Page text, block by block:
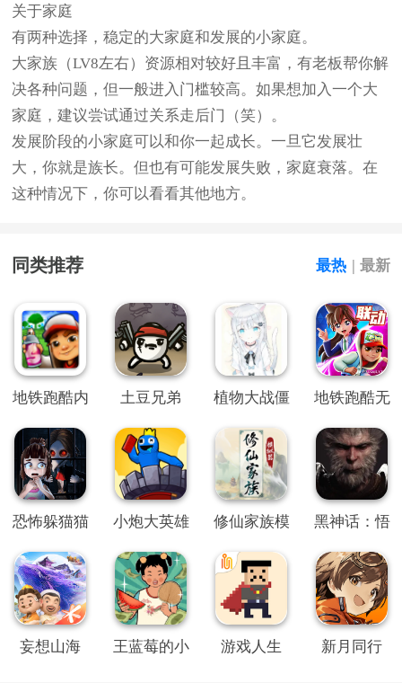
关于家庭
有两种选择，稳定的大家庭和发展的小家庭。
大家族（LV8左右）资源相对较好且丰富，有老板帮你解
决各种问题，但一般进入门槛较高。如果想加入一个大
家庭，建议尝试通过关系走后门（笑）。
发展阶段的小家庭可以和你一起成长。一旦它发展壮
大，你就是族长。但也有可能发展失败，家庭衰落。在
这种情况下，你可以看看其他地方。
同类推荐 最热 | 最新
地铁跑酷内
菜单
土豆兄弟
植物大战僵
地铁跑酷无
版
恐怖躲猫猫
小炮大英雄
修仙家族模
黑神话：悟
妄想山海
王蓝莓的小
游戏人生 新月同行